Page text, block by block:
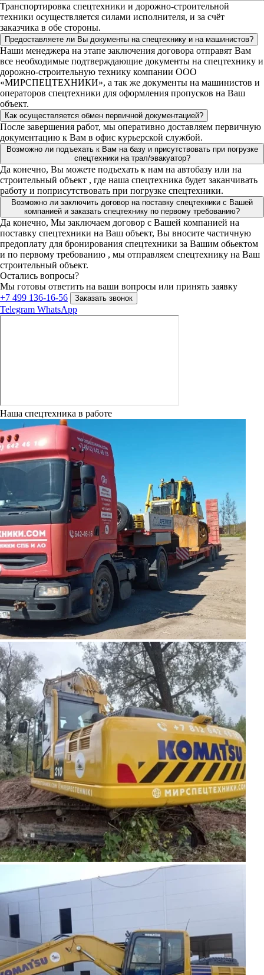
Транспортировка спецтехники и дорожно-строительной
техники осуществляется силами исполнителя, и за счёт
заказчика в обе стороны.
Предоставляете ли Вы документы на спецтехнику и на машинистов?
Наши менеджера на этапе заключения договора отправят Вам
все необходимые подтверждающие документы на спецтехнику и
дорожно-строительную технику компании ООО
«МИРСПЕЦТЕХНИКИ», а так же документы на машинистов и
операторов спецтехники для оформления пропусков на Ваш
объект.
Как осуществляется обмен первичной документацией?
После завершения работ, мы оперативно доставляем первичную
документацию к Вам в офис курьерской службой.
Возможно ли подъехать к Вам на базу и присутствовать при погрузке
спецтехники на трал/эвакуатор?
Да конечно, Вы можете подъехать к нам на автобазу или на
строительный объект , где наша спецтехника будет заканчивать
работу и поприсутствовать при погрузке спецтехники.
Возможно ли заключить договор на поставку спецтехники с Вашей
компанией и заказать спецтехнику по первому требованию?
Да конечно, Мы заключаем договор с Вашей компанией на
поставку спецтехники на Ваш объект, Вы вносите частичную
предоплату для бронирования спецтехники за Вашим обьектом
и по первому требованию , мы отправляем спецтехнику на Ваш
строительный объект.
Остались вопросы?
Мы готовы ответить на ваши вопросы или принять заявку
+7 499 136-16-56
Заказать звонок
Telegram WhatsApp
Наша спецтехника в работе